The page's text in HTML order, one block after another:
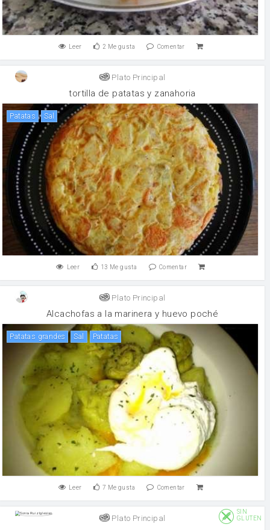
Leer 2 Me gusta Comentar
Plato Principal
tortilla de patatas y zanahoria
patatas sal
Leer 13 Me gusta Comentar
Plato Principal
Alcachofas a la marinera y huevo poché
patatas grandes sal patatas
Leer 7 Me gusta Comentar
Plato Principal
SIN
GLUTEN